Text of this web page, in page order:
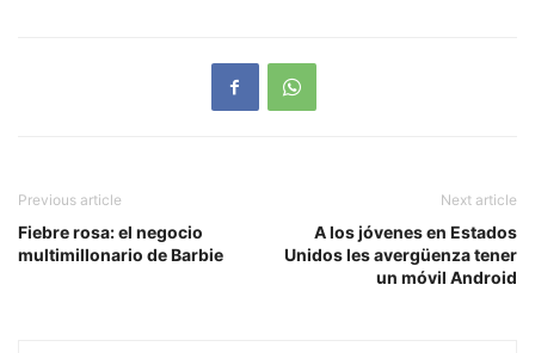
Previous article
Fiebre rosa: el negocio
multimillonario de Barbie
Next article
A los jóvenes en Estados
Unidos les avergüenza tener
un móvil Android